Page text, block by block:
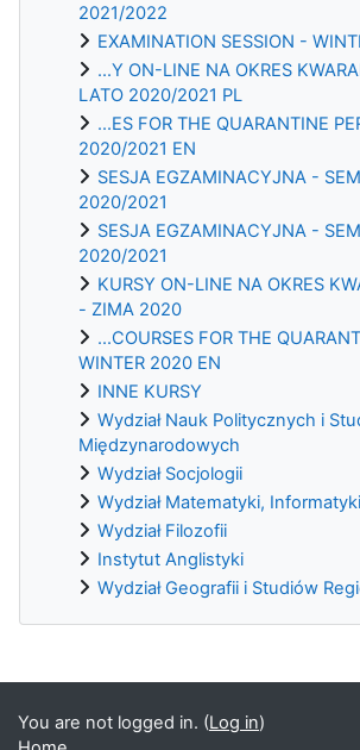
2021/2022
EXAMINATION SESSION -
...Y ON-LINE NA OKRES
LATO 2020/2021 PL
...ES FOR THE QUARANTINE
2020/2021 EN
SESJA EGZAMINACYJNA -
2020/2021
SESJA EGZAMINACYJNA -
2020/2021
KURSY ON-LINE NA OKRES
- ZIMA 2020
...COURSES FOR THE
WINTER 2020 EN
INNE KURSY
Wydział Nauk Politycznych i
Międzynarodowych
Wydział Socjologii
Wydział Matematyki,
Wydział Filozofii
Instytut Anglistyki
Wydział Geografii i Studiów
Supplementary blocks
You are not logged in. (Log in)